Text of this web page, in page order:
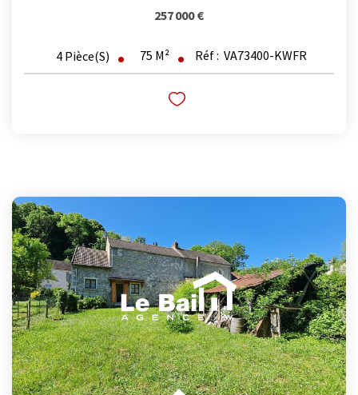
257 000 €
4 Pièce(s) 75 M² Réf : VA73400-KWFR